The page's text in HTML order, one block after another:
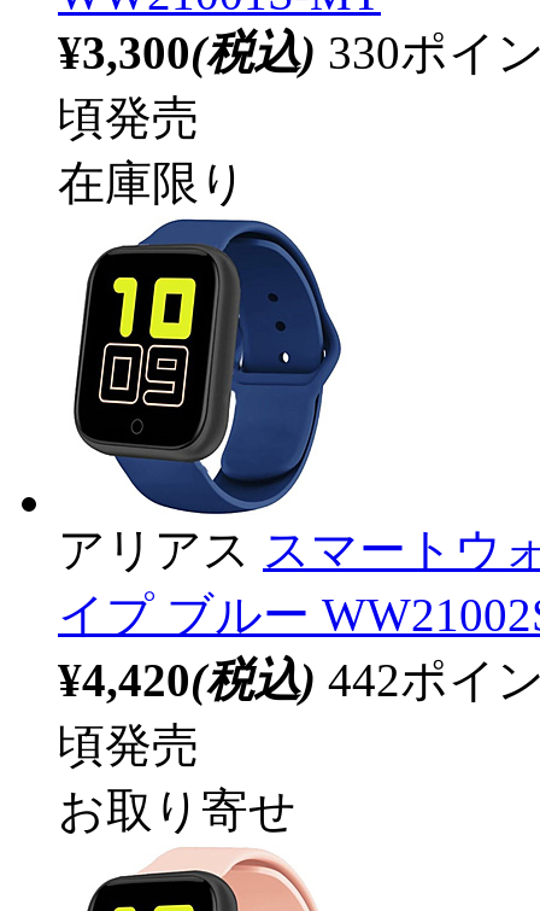
¥3,300(税込) 330ポイ
頃発売
在庫限り
アリアス スマートウ
イプ ブルー
¥4,420(税込) 442ポイ
頃発売
お取り寄せ